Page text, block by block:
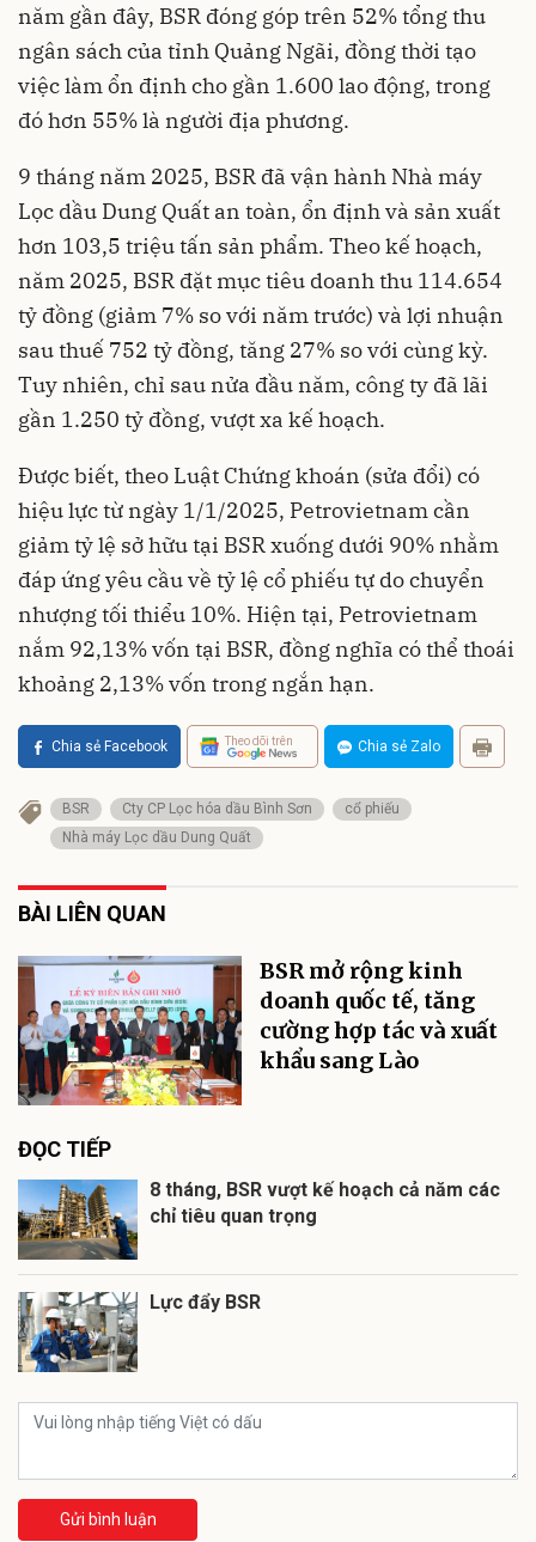
năm gần đây, BSR đóng góp trên 52% tổng thu
ngân sách của tỉnh Quảng Ngãi, đồng thời tạo
việc làm ổn định cho gần 1.600 lao động, trong
đó hơn 55% là người địa phương.
9 tháng năm 2025, BSR đã vận hành Nhà máy
Lọc dầu Dung Quất an toàn, ổn định và sản xuất
hơn 103,5 triệu tấn sản phẩm. Theo kế hoạch,
năm 2025, BSR đặt mục tiêu doanh thu 114.654
tỷ đồng (giảm 7% so với năm trước) và lợi nhuận
sau thuế 752 tỷ đồng, tăng 27% so với cùng kỳ.
Tuy nhiên, chỉ sau nửa đầu năm, công ty đã lãi
gần 1.250 tỷ đồng, vượt xa kế hoạch.
Được biết, theo Luật Chứng khoán (sửa đổi) có
hiệu lực từ ngày 1/1/2025, Petrovietnam cần
giảm tỷ lệ sở hữu tại BSR xuống dưới 90% nhằm
đáp ứng yêu cầu về tỷ lệ cổ phiếu tự do chuyển
nhượng tối thiểu 10%. Hiện tại, Petrovietnam
nắm 92,13% vốn tại BSR, đồng nghĩa có thể thoái
khoảng 2,13% vốn trong ngắn hạn.
Chia sẻ Facebook Theo dõi trên Chia sẻ Zalo
BSR Cty CP Lọc hóa dầu Bình Sơn
cổ phiếu
Nhà máy Lọc dầu Dung Quất
BÀI LIÊN QUAN
BSR mở rộng kinh
doanh quốc tế, tăng
cường hợp tác và xuất
khẩu sang Lào
ĐỌC TIẾP
8 tháng, BSR vượt kế hoạch cả năm các
chỉ tiêu quan trọng
Lực đẩy BSR
Gửi bình luận